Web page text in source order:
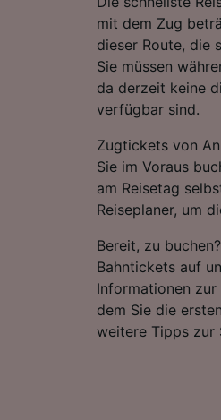
mit dem Zug
dieser Route, die
Sie müssen
da derzeit keine
verfügbar sind.
Zugtickets von
Sie im Voraus
am Reisetag
Reiseplaner, um
Bereit, zu
Bahntickets auf
Informationen zur
dem Sie die
weitere Tipps zur